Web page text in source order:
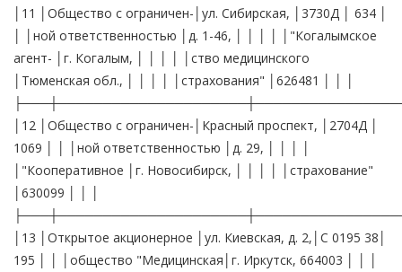
│11 │Общество с ограничен-│ул. Сибирская, │3730Д │ 634 │
│ │ной ответственностью │д. 1-46, │ │ │ │ │"Когалымское
агент- │г. Когалым, │ │ │ │ │ство медицинского
│Тюменская обл., │ │ │ │ │страхования" │626481 │ │ │
│12 │Общество с ограничен-│Красный проспект, │2704Д │
1069 │ │ │ной ответственностью │д. 29, │ │ │ │
│"Кооперативное │г. Новосибирск, │ │ │ │ │страхование"
│630099 │ │ │
│13 │Открытое акционерное │ул. Киевская, д. 2,│С 0195 38│
195 │ │ │общество "Медицинская│г. Иркутск, 664003 │ │ │